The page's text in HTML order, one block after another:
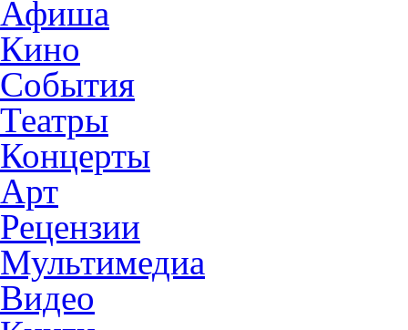
Афиша
Кино
События
Театры
Концерты
Арт
Рецензии
Мультимедиа
Видео